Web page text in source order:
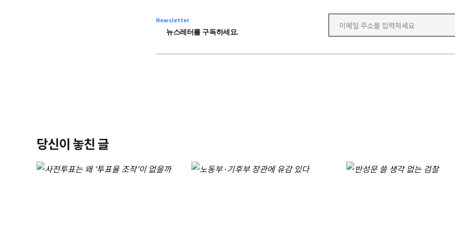
Newsletter
뉴스레터를 구독하세요. 이메일 주소를 입력하세요
당신이 놓친 글